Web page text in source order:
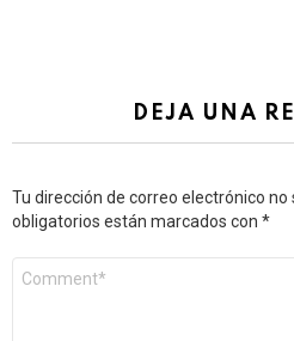
DEJA UNA
Tu dirección de correo electrónico no
obligatorios están marcados con *